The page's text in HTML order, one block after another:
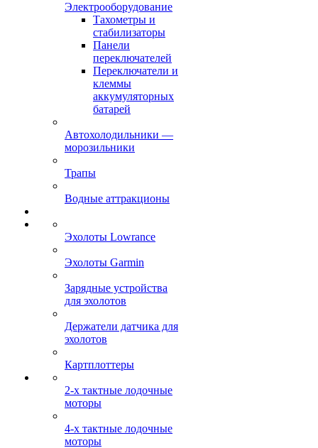
Электрооборудование
Тахометры и
стабилизаторы
Панели
переключателей
Переключатели и
клеммы
аккумуляторных
батарей
Автохолодильники —
морозильники
Трапы
Водные аттракционы
Эхолоты Lowrance
Эхолоты Garmin
Зарядные устройства
для эхолотов
Держатели датчика для
эхолотов
Картплоттеры
2-х тактные лодочные
моторы
4-х тактные лодочные
моторы